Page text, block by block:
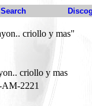
criollo y mas"
criollo y mas
2221